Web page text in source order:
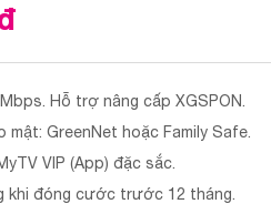
Hỗ trợ nâng cấp XGSPON.
mật: GreenNet hoặc Family Safe.
VIP (App) đặc sắc.
khi đóng cước trước 12 tháng.